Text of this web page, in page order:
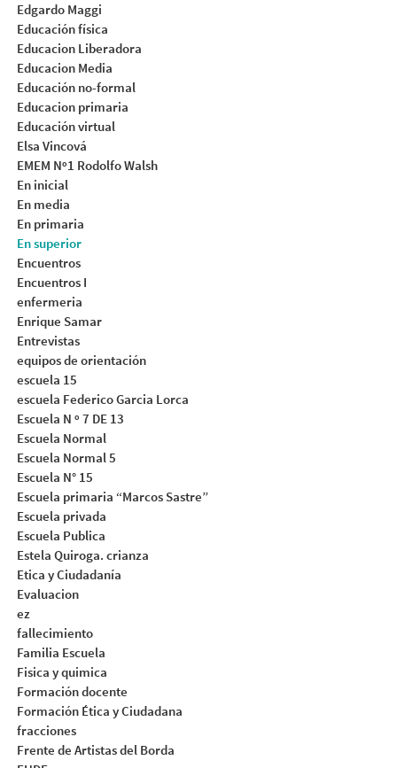
Edgardo Maggi
Educación física
Educacion Liberadora
Educacion Media
Educación no-formal
Educacion primaria
Educación virtual
Elsa Vincová
EMEM Nº1 Rodolfo Walsh
En inicial
En media
En primaria
En superior
Encuentros
Encuentros I
enfermeria
Enrique Samar
Entrevistas
equipos de orientación
escuela 15
escuela Federico Garcia Lorca
Escuela N º 7 DE 13
Escuela Normal
Escuela Normal 5
Escuela N° 15
Escuela primaria “Marcos Sastre”
Escuela privada
Escuela Publica
Estela Quiroga. crianza
Etica y Ciudadanía
Evaluacion
ez
fallecimiento
Familia Escuela
Fisica y quimica
Formación docente
Formación Ética y Ciudadana
fracciones
Frente de Artistas del Borda